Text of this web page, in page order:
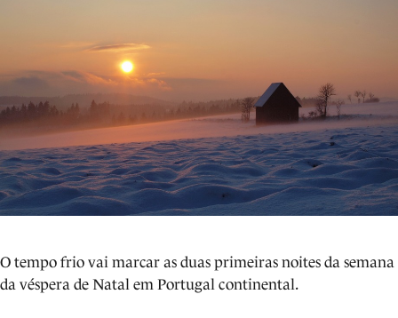
O tempo frio vai marcar as duas primeiras noites da semana
da véspera de Natal em Portugal continental.